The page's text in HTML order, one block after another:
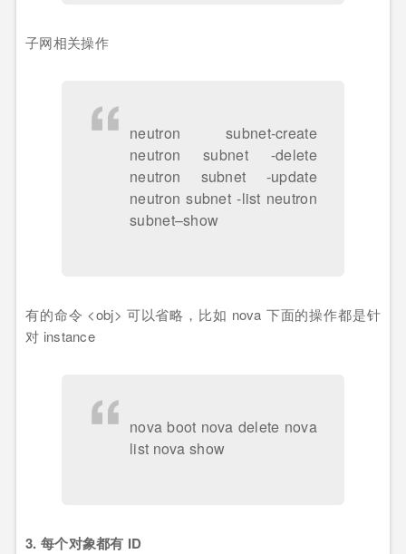
子网相关操作
neutron subnet-create
neutron subnet -delete
neutron subnet -update
neutron subnet -list neutron
subnet–show
有的命令 <obj> 可以省略，比如 nova 下面的操作都是针
对 instance
nova boot nova delete nova
list nova show
3. 每个对象都有 ID